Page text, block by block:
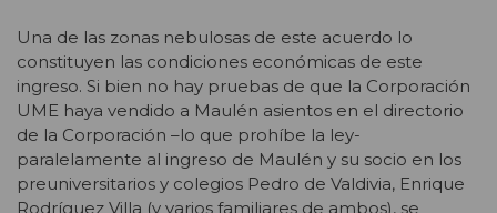
Una de las zonas nebulosas de este acuerdo lo
constituyen las condiciones económicas de este
ingreso. Si bien no hay pruebas de que la Corporación
UME haya vendido a Maulén asientos en el directorio
de la Corporación –lo que prohíbe la ley-
paralelamente al ingreso de Maulén y su socio en los
preuniversitarios y colegios Pedro de Valdivia, Enrique
Rodríguez Villa (y varios familiares de ambos), se